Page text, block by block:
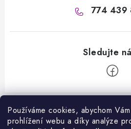
Používáme cookies, abychom
prohlížení webu a díky analýze
774 439
Z
Informace pro vás